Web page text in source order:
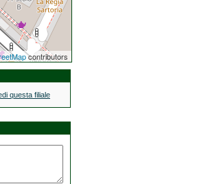
contributors
questa filiale